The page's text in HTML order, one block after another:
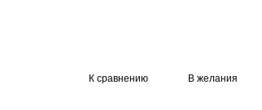
К сравнению В желания